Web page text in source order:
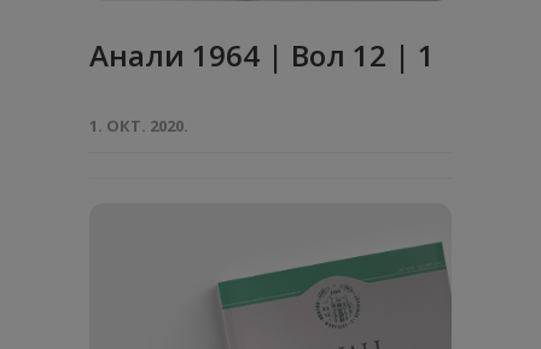
Анaли 1964 | Вол 12 | 1
1. ОКТ. 2020.